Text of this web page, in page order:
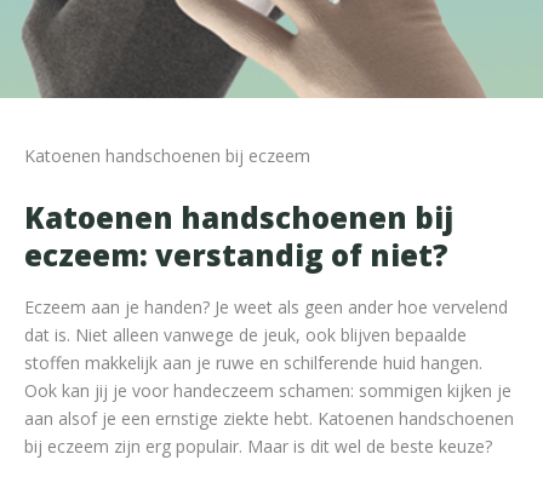
Katoenen handschoenen bij eczeem
Katoenen handschoenen bij
eczeem: verstandig of niet?
Eczeem aan je handen? Je weet als geen ander hoe vervelend
dat is. Niet alleen vanwege de jeuk, ook blijven bepaalde
stoffen makkelijk aan je ruwe en schilferende huid hangen.
Ook kan jij je voor handeczeem schamen: sommigen kijken je
aan alsof je een ernstige ziekte hebt. Katoenen handschoenen
bij eczeem zijn erg populair. Maar is dit wel de beste keuze?